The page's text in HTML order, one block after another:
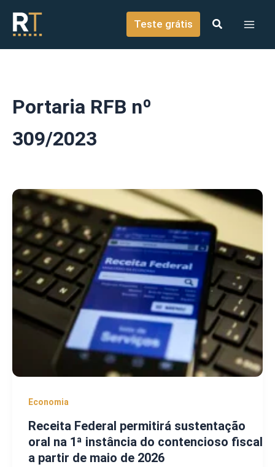
conteúdo
Teste grátis
Portaria RFB nº
309/2023
Economia
Receita Federal permitirá sustentação
oral na 1ª instância do contencioso fiscal
a partir de maio de 2026